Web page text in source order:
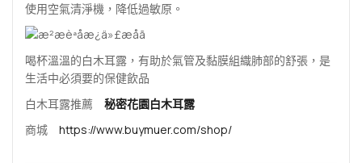
使用空氣清淨機，降低過敏原。
喝杯溫溫的白木耳露，有助於氣管及黏膜組織肺部的舒張，是
生活中必須要的保健飲品
白木耳露推薦 秘密花園白木耳露
商城 https://www.buymuer.com/shop/